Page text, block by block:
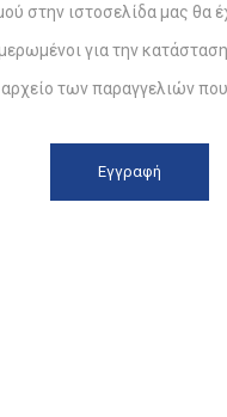
στην ιστοσελίδα μας θα
για την
των παραγγελιών που